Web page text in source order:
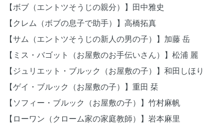
【ボブ（エントツそうじの親分）】田中雅史
【クレム（ボブの息子で助手）】高橋拓真
【サム（エントツそうじの新人の男の子）】加藤 岳
【ミス・バゴット（お屋敷のお手伝いさん）】松浦 麗
【ジュリエット・ブルック（お屋敷の子）】和田しほり
【ゲイ・ブルック（お屋敷の子）】重田 栞
【ソフィー・ブルック（お屋敷の子）】竹村麻帆
【ローワン（クローム家の家庭教師）】岩本麻里